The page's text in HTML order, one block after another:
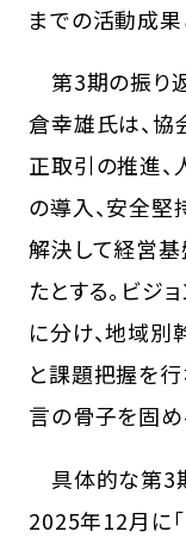
までの活動成
第3期の振り
倉幸雄氏は、協
正取引の推進
の導入、安全
解決して経営基
たとする。ビジ
に分け、地域
と課題把握を
言の骨子を固め
具体的な第3
2025年12月に